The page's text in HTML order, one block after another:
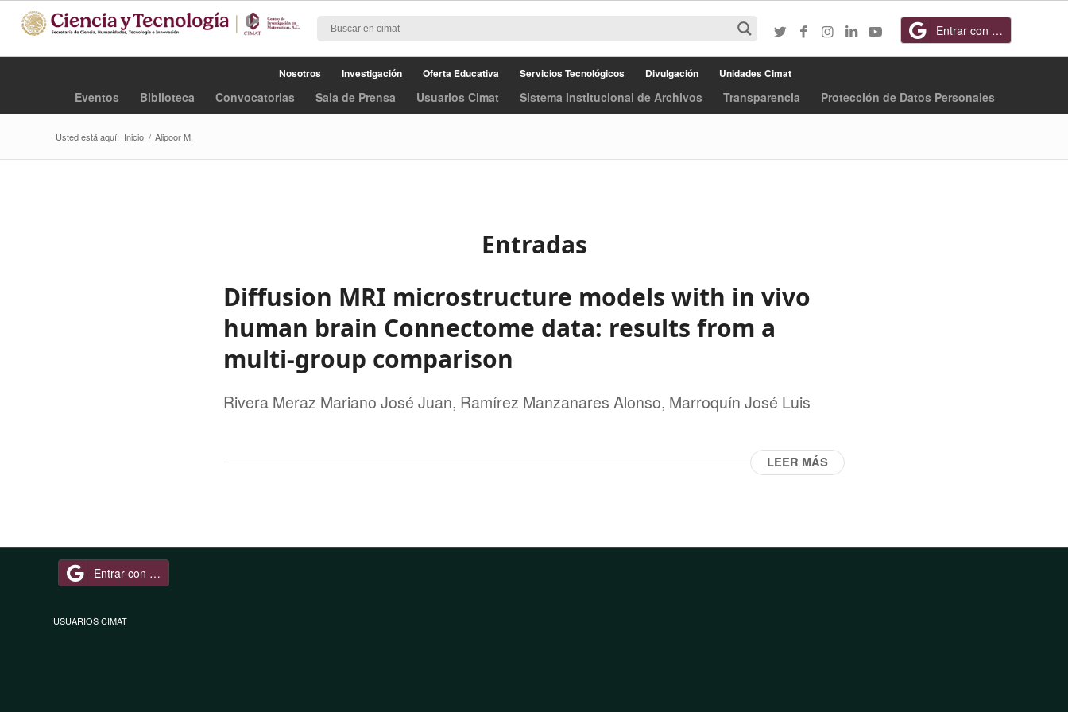
Entrar con Google
Nosotros Investigación Oferta Educativa Servicios Tecnológicos Divulgación Unidades Cimat
Eventos Biblioteca Convocatorias Sala de Prensa Usuarios Cimat Sistema Institucional de Archivos Transparencia Protección de Datos Personales
Usted está aquí: Inicio / Alipoor M.
Entradas
Diffusion MRI microstructure models with in vivo
human brain Connectome data: results from a
multi-group comparison
Rivera Meraz Mariano José Juan, Ramírez Manzanares Alonso, Marroquín José Luis
LEER MÁS
Entrar con Google
USUARIOS CIMAT